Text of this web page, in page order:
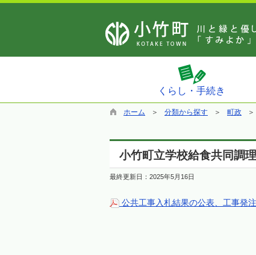
くらし・手続き
ホーム 分類から探す 町政
小竹町立学校給食共同調
最終更新日： 2025年5月16日
公共工事入札結果の公表、工事発